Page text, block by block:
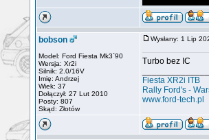
bobson
Model: Ford Fiesta Mk3`90
Wersja: Xr2i
Silnik: 2.0/16V
Imię: Andrzej
Wiek: 37
Dołączył: 27 Lut 2010
Posty: 807
Skąd: Złotów
Wysłany: 1 Lip
Turbo bez IC
Fiesta XR2i ITB
Rally Ford's -
www.ford-tech.pl